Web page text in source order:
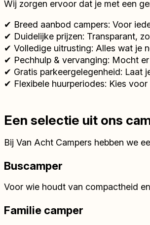
Wij zorgen ervoor dat je met een
✔ Breed aanbod campers: Voor
✔ Duidelijke prijzen: Transparant,
✔ Volledige uitrusting: Alles wat je
✔ Pechhulp & vervanging: Mocht
✔ Gratis parkeergelegenheid: Laat
✔ Flexibele huurperiodes: Kies
Een selectie uit ons
Bij Van Acht Campers hebben we
Buscamper
Voor wie houdt van compactheid
Familie camper